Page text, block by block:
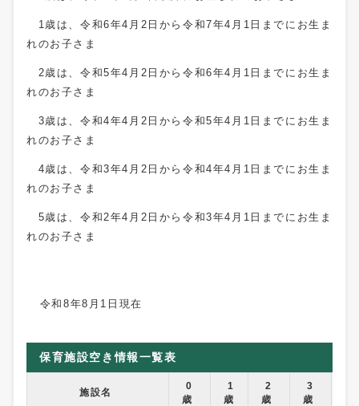
1歳は、令和6年4月2日から令和7年4月1日までにお生ま
れのお子さま
2歳は、令和5年4月2日から令和6年4月1日までにお生ま
れのお子さま
3歳は、令和4年4月2日から令和5年4月1日までにお生ま
れのお子さま
4歳は、令和3年4月2日から令和4年4月1日までにお生ま
れのお子さま
5歳は、令和2年4月2日から令和3年4月1日までにお生ま
れのお子さま
令和8年8月1日現在
保育施設空き情報一覧表
施設名
0
歳
1
歳
2
歳
3
歳